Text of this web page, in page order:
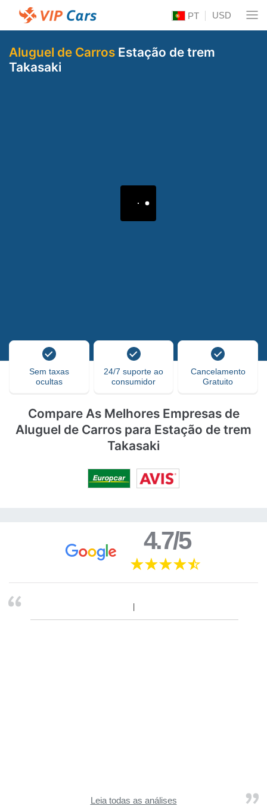
PT USD
Aluguel de Carros Estação de trem
Takasaki
Sem taxas
ocultas
24/7 suporte ao
consumidor
Cancelamento
Gratuito
Compare As Melhores Empresas de
Aluguel de Carros para Estação de trem
Takasaki
4.7/5
Leia todas as análises